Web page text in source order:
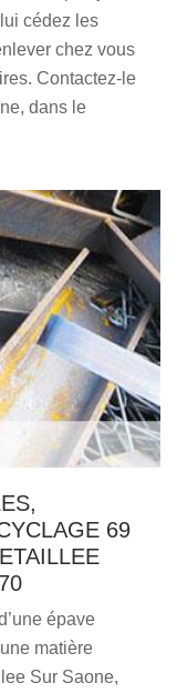
cédez les
chez vous
Contactez-le
dans le
69
épave
matière
Sur Saone,